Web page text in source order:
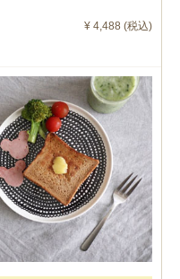
¥ 4,488 (税込)